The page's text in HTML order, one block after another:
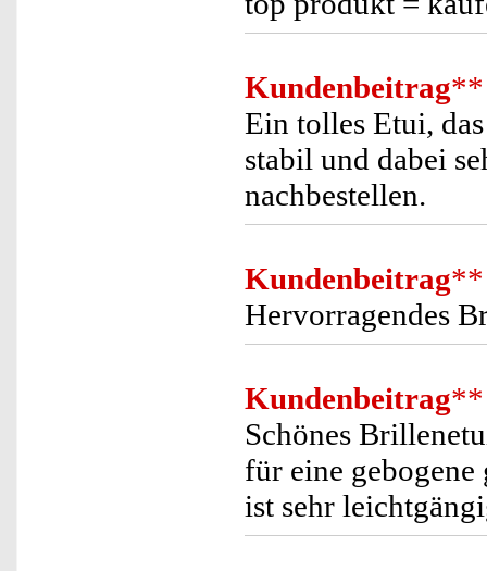
Kundenbeitrag**
Ein tolles Etui,
stabil und dabei
nachbestellen.
Kundenbeitrag**
Hervorragendes
Kundenbeitrag**
Schönes
für eine
ist sehr